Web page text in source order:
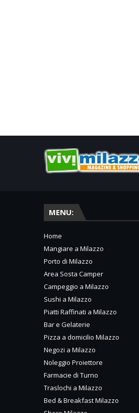
MENU:
Home
Mangiare a Milazzo
Porto di Milazzo
Area Sosta Camper
Campeggio a Milazzo
Sushi a Milazzo
Piatti Raffinati a Milazzo
Bar e Gelaterie
Pizza a domicilio Milazzo
Negozi a Milazzo
Noleggio Proiettore
Farmacie di Turno
Traslochi a Milazzo
Bed & Breakfast Milazzo